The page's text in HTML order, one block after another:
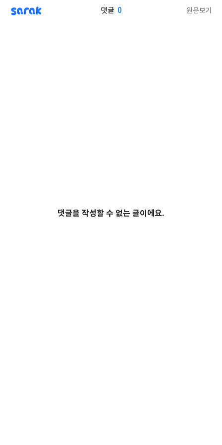
sarak 댓글 0 원문보기
댓글을 작성할 수 없는 글이에요.